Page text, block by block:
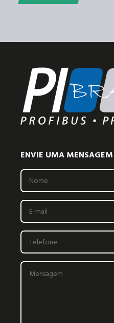
ENVIE UMA MENSAGEM